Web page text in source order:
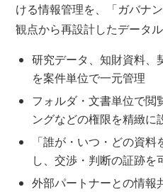
ける情報管理を、「ガバナ
観点から再設計したデータ
研究データ、知財資料、
を案件単位で一元管理
フォルダ・文書単位で閲
ングなどの権限を精緻に
「誰が・いつ・どの資
し、交渉・判断の証跡を
外部パートナーとの情報